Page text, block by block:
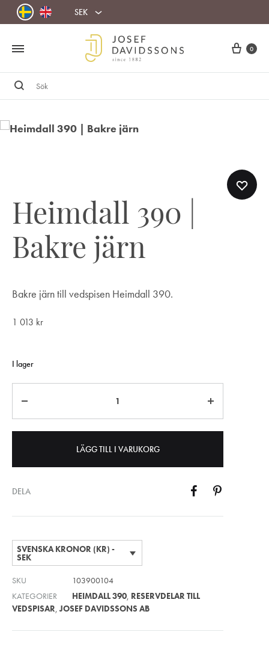
SEK
Cart
0
Sök
Heimdall 390 |
Bakre järn
Bakre järn till vedspisen Heimdall 390.
1 013 kr
I lager
LÄGG TILL I VARUKORG
DELA
SVENSKA KRONOR (KR) -
SEK
SKU
103900104
KATEGORIER
HEIMDALL 390 RESERVDELAR TILL
VEDSPISAR ,JOSEF DAVIDSSONS AB